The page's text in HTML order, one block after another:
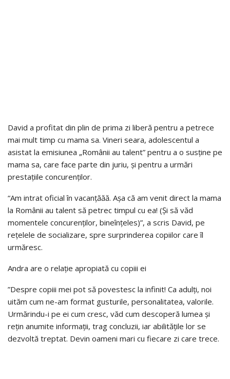
David a profitat din plin de prima zi liberă pentru a petrece
mai mult timp cu mama sa. Vineri seara, adolescentul a
asistat la emisiunea „Românii au talent” pentru a o susține pe
mama sa, care face parte din juriu, și pentru a urmări
prestațiile concurenților.
“Am intrat oficial în vacanțăăă. Așa că am venit direct la mama
la Românii au talent să petrec timpul cu ea! (Și să văd
momentele concurenților, bineînțeles)”, a scris David, pe
rețelele de socializare, spre surprinderea copiilor care îl
urmăresc.
Andra are o relație apropiată cu copiii ei
”Despre copiii mei pot să povestesc la infinit! Ca adulți, noi
uităm cum ne-am format gusturile, personalitatea, valorile.
Urmărindu-i pe ei cum cresc, văd cum descoperă lumea și
rețin anumite informații, trag concluzii, iar abilitățile lor se
dezvoltă treptat. Devin oameni mari cu fiecare zi care trece.